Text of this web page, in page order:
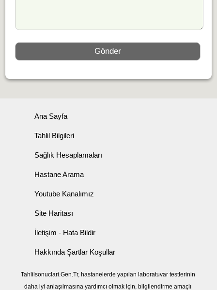
Ana Sayfa
Tahlil Bilgileri
Sağlık Hesaplamaları
Hastane Arama
Youtube Kanalımız
Site Haritası
İletişim - Hata Bildir
Hakkında Şartlar Koşullar
Tahlilsonuclari.Gen.Tr, hastanelerde yapılan laboratuvar testlerinin
daha iyi anlaşılmasına yardımcı olmak için, bilgilendirme amaçlı